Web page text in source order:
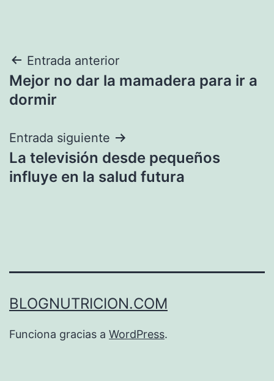
Navegación
de
Entrada anterior
Mejor no dar la mamadera para ir a
dormir
Entrada siguiente
La televisión desde pequeños
influye en la salud futura
BLOGNUTRICION.COM
Funciona gracias a WordPress.